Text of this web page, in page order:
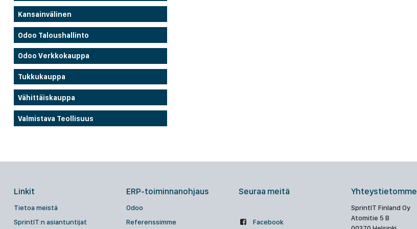
Kansainvälinen
Odoo Taloushallinto
Odoo Verkkokauppa
Tukkukauppa
Vähittäiskauppa
Valmistava Teollisuus
Linkit
Tietoa meistä
SprintIT:n asiantuntijat
ERP-toiminnanohjaus
Odoo
Referenssimme
Seuraa meitä
Facebook
Yhteystietomme
SprintIT Finland Oy
Atomitie 5 B